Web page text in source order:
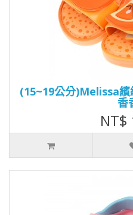
(15~19公分)Melissa繽
香
NT$